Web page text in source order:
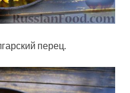
перец.